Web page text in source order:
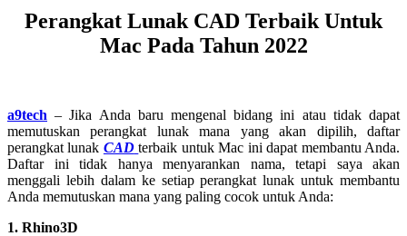
Perangkat Lunak CAD Terbaik Untuk
Mac Pada Tahun 2022
a9tech – Jika Anda baru mengenal bidang ini atau tidak dapat
memutuskan perangkat lunak mana yang akan dipilih, daftar
perangkat lunak CAD terbaik untuk Mac ini dapat membantu Anda.
Daftar ini tidak hanya menyarankan nama, tetapi saya akan
menggali lebih dalam ke setiap perangkat lunak untuk membantu
Anda memutuskan mana yang paling cocok untuk Anda:
1. Rhino3D